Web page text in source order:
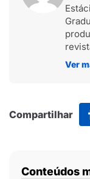
Ver
Compartilhar
Conteúdos